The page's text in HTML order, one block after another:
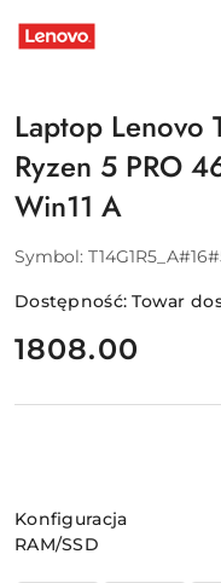
PRODUCENTA:
LENOVO
Laptop Lenovo
Ryzen 5 PRO
Win11 A
Symbol:
Dostępność:Towar
cena:
1808.00
Wariant
Konfiguracja
RAM/SSD